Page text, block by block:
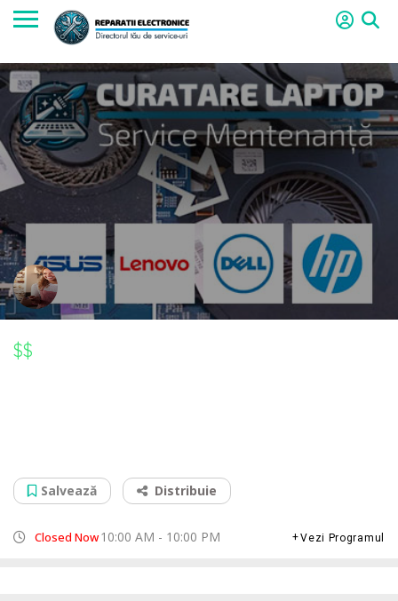
$$
Salvează
Distribuie
Closed Now10:00 AM - 10:00 PM Vezi Programul